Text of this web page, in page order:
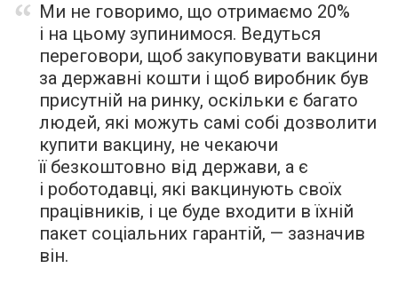
Ми не говоримо, що отримаємо 20%
і на цьому зупинимося. Ведуться
переговори, щоб закуповувати вакцини
за державні кошти і щоб виробник був
присутній на ринку, оскільки є багато
людей, які можуть самі собі дозволити
купити вакцину, не чекаючи
її безкоштовно від держави, а є
і роботодавці, які вакцинують своїх
працівників, і це буде входити в їхній
пакет соціальних гарантій, — зазначив
він.